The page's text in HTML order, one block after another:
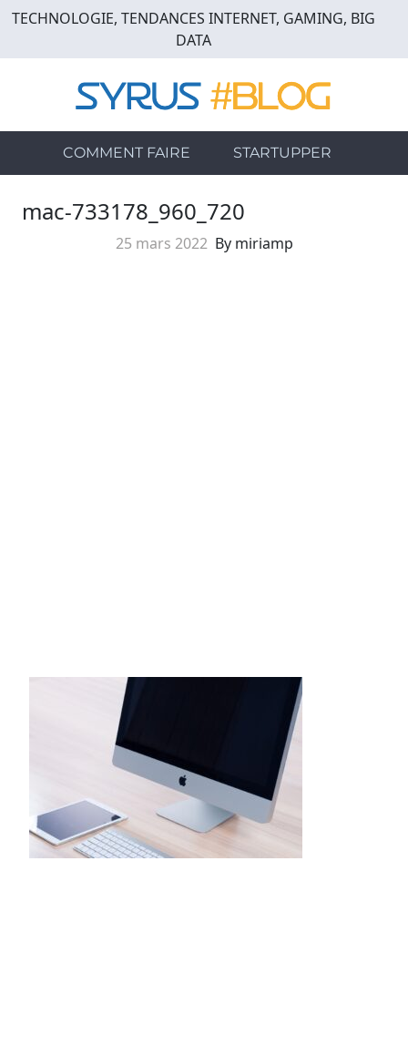
Skip
main
TECHNOLOGIE, TENDANCES INTERNET, GAMING, BIG
DATA
COMMENT FAIRE STARTUPPER
mac-733178_960_720
25 mars 2022 By miriamp